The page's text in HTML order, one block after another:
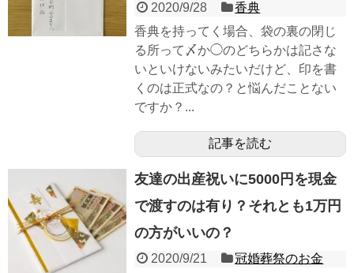
2020/9/28
香典
香典を持ってく場合、袋の裏の閉じ
る所って〆か◯のどちらかは記さな
いといけないみたいだけど、印を書
くのは正式なの？と悩んだことない
ですか？...
記事を読む
友達の出産祝いに5000円を現金
で渡すのは有り？それとも1万円
の方がいいの？
2020/9/21
冠婚葬祭のお金